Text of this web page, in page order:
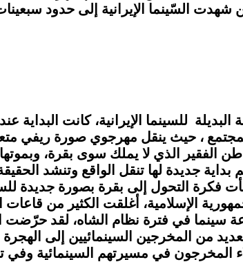
شهدت السّينما الإيرانية إلى حدود
للسينما الإيرانية، كانت البداية
، حيث ينقل مهرجوي صورة ريفي
الذي لا يملك سوى بقرة، وبموتها
بداية جديدة لها تنقل الواقع وتنشد
الإطاحة بالشّاه و إعلان الجمهورية الإسلامية،
بلغ عددها ما يقارب 200 قاعة من بين ما يزيد عن500 قاعة سينما
من المخرجين السينمائيين إلى
المخرجون في مسيرتهم السينمائية وفي